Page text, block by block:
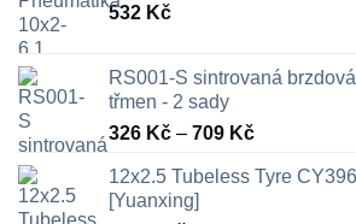
532 Kč
RS001-S sintrovaná
třmen - 2 sady
326 Kč – 709 KčRozpětí
326 Kč
12x2.5 Tubeless Tyre
[Yuanxing]